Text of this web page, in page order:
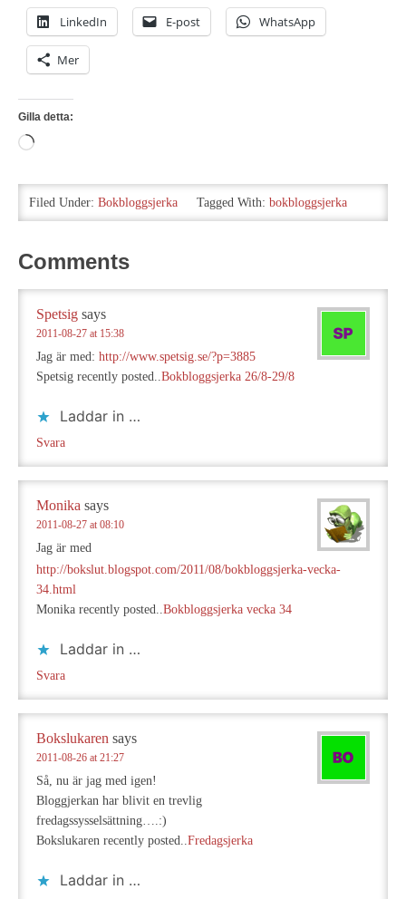
LinkedIn E-post WhatsApp
Mer
Gilla detta:
Laddar
…
Filed Under: Bokbloggsjerka Tagged With: bokbloggsjerka
Comments
Spetsig says
2011-08-27 at 15:38
Jag är med: http://www.spetsig.se/?p=3885
Spetsig recently posted..Bokbloggsjerka 26/8-29/8
Laddar in …
Svara
Monika says
2011-08-27 at 08:10
Jag är med
http://bokslut.blogspot.com/2011/08/bokbloggsjerka-vecka-
34.html
Monika recently posted..Bokbloggsjerka vecka 34
Laddar in …
Svara
Bokslukaren says
2011-08-26 at 21:27
Så, nu är jag med igen!
Bloggjerkan har blivit en trevlig
fredagssysselsättning….:)
Bokslukaren recently posted..Fredagsjerka
Laddar in …